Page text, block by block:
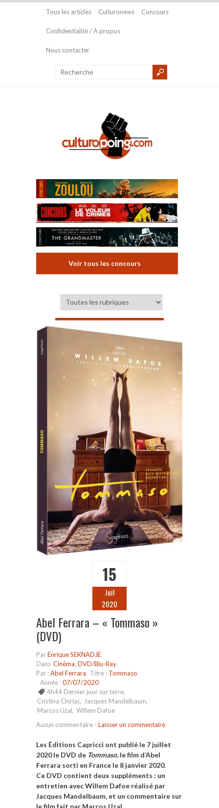
Tous les articles Culturonews Concours
Confidentialité / A propos
Nous contacter
Voir tous les concours
15
Juil
2020
Abel Ferrara – « Tommaso »
(DVD)
ParEnrique SEKNADJE
Dans Cinéma, DVD/Blu-Ray
Par :Abel Ferrara Titre : Tommaso
Année :07/07/2020
4h44 Dernier jour sur terre,
Cristina Chiriac, Jacques Mandelbaum,
Marcos Uzal, Willem Dafoe
Aucun commentaire - Laisser un commentaire
Les Éditions Capricci ont publié le 7 juillet
2020 le DVD de Tommaso, le film d’Abel
Ferrara sorti en France le 8 janvier 2020.
Ce DVD contient deux suppléments : un
entretien avec Willem Dafoe réalisé par
Jacques Mandelbaum, et un commentaire sur
le film fait par Marcos Uzal.